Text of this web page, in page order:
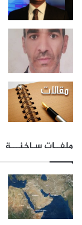
ملفــات سـاخنـــة